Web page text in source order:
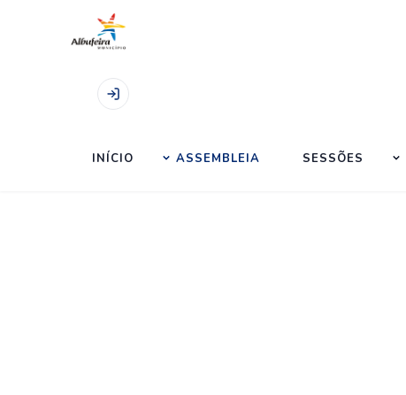
INÍCIO ASSEMBLEIA SESSÕES
Início